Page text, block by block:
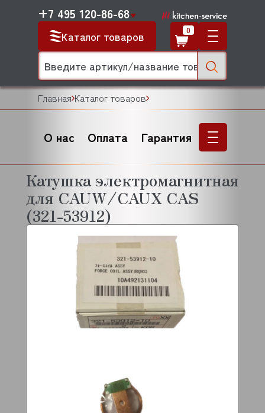
Каталог товаров
+7 495 120-86-68
0
Главная Каталог товаров
О нас Оплата Гарантия
Катушка электромагнитная
для CAUW/CAUX CAS
(321-53912)